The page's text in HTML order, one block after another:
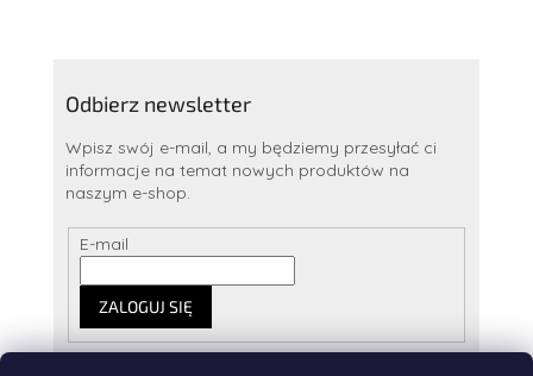
Odbierz newsletter
Wpisz swój e-mail, a my będziemy przesyłać ci
informacje na temat nowych produktów na
naszym e-shop.
E-mail
ZALOGUJ SIĘ